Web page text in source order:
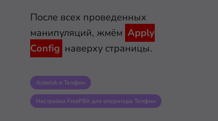
После всех проведенных
манипуляций, жмём Apply
Config наверху страницы.
Asterisk и Телфин
Настройка FreePBX для оператора Телфин